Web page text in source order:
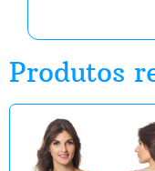
Produtos